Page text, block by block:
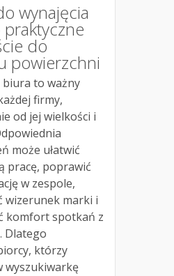
wynajęcia
do
powierzchni
biura to ważny
firmy,
od jej wielkości i
może ułatwić
pracę, poprawić
w zespole,
wizerunek marki i
komfort spotkań z
Dlatego
którzy
wyszukiwarkę